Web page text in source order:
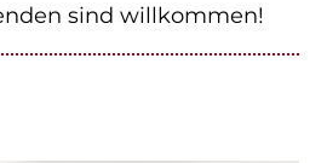
sind willkommen!